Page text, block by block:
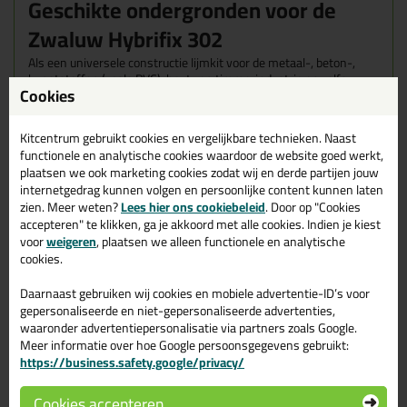
Geschikte ondergronden voor de
Zwaluw Hybrifix 302
Als een universele constructie lijmkit voor de metaal-, beton-,
kunststoffen (zoals PVC), hout- en timmerindustrie en zelfs
rubber. Ook hecht deze lijmkit op natuursteen en is het te
Kenmerken van de Zwaluw Hybrifix
302
Geschikt voor natuursteen en marmer, geen vlekvorming
op natuursteen en poreuze ondergronden
Universele lijm- en voegkit (verlijmen, monteren en
Voor binnen- en buitentoepassingen
Permanent elastisch
Schimmelbestendig
Weekmaker-, Isocyanaat-, oplosmiddel- en siliconenvrij
Hoge mechanische weerstand, eindsterkte en E modulus
Overschilderbaar met watergedragen verven
Hecht perfect zonder primer op de meeste (zelfs vochtige)
ondergronden
Cookies
Kitcentrum gebruikt cookies en vergelijkbare technieken. Naast
functionele en analytische cookies waardoor de website goed werkt,
plaatsen we ook marketing cookies zodat wij en derde partijen jouw
internetgedrag kunnen volgen en persoonlijke content kunnen laten
zien. Meer weten?Lees hier ons cookiebeleid. Door op "Cookies
accepteren" te klikken, ga je akkoord met alle cookies. Indien je kiest
voorweigeren, plaatsen we alleen functionele en analytische
cookies.
Daarnaast gebruiken wij cookies en mobiele advertentie-ID’s voor
gepersonaliseerde en niet-gepersonaliseerde advertenties,
waaronder advertentiepersonalisatie via partners zoals Google.
Meer informatie over hoe Google persoonsgegevens gebruikt:
https://business.safety.google/privacy/